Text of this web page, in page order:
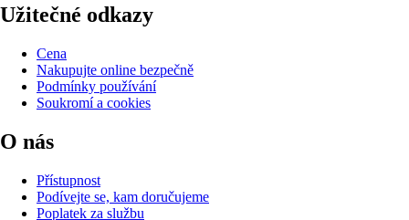
Užitečné odkazy
Cena
Nakupujte online bezpečně
Podmínky používání
Soukromí a cookies
O nás
Přístupnost
Podívejte se, kam doručujeme
Poplatek za službu